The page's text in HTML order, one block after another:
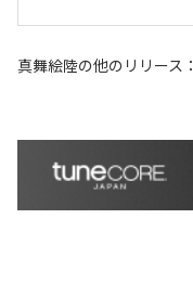
真舞絵陸の他のリリース：